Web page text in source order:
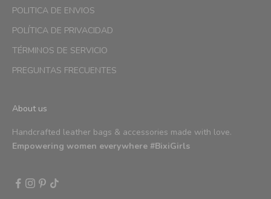
POLITICA DE ENVIOS
POLÍTICA DE PRIVACIDAD
TÉRMINOS DE SERVICIO
PREGUNTAS FRECUENTES
About us
Handcrafted leather bags & accessories made with love.
Empowering women everywhere #BixiGirls